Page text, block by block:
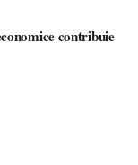
contribuie